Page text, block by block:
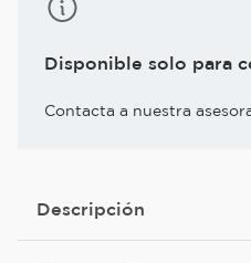
Disponible solo para
Contacta a nuestra
Descripción